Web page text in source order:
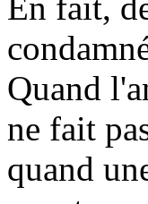
Quand
ne fait
quand